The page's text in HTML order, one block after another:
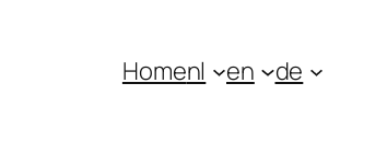
Homenl en de